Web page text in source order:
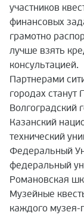
участников
финансовых
грамотно
лучше взять
консультацией.
Партнерами
городах
Волгоградский
Казанский
технический
Федеральный
федеральный
Романовская
Музейные
каждого музея-